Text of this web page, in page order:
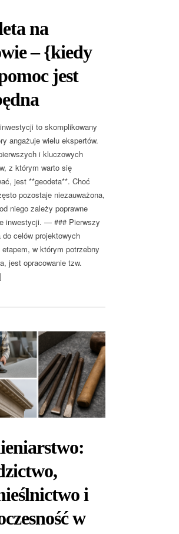
na
– {kiedy
jest
to skomplikowany
angażuje wielu ekspertów.
i kluczowych
z którym warto się
jest **geodeta**. Choć
pozostaje niezauważona,
niego zależy poprawne
inwestycji. — ### Pierwszy
do celów projektowych
w którym potrzebny
jest opracowanie tzw.
i
w